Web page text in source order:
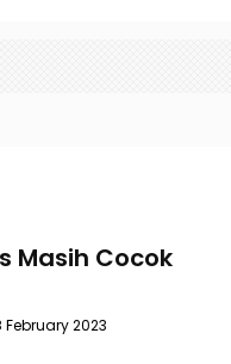
Masih Cocok
February 2023